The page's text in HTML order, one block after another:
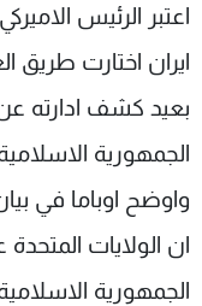
اعتبر الرئيس
ايران اختارت طريق
بعيد كشف ادارته
الجمهورية
واوضح اوباما في
ان الولايات
الجمهورية
شاهد البرامج
الترددات
الإنـتـاج